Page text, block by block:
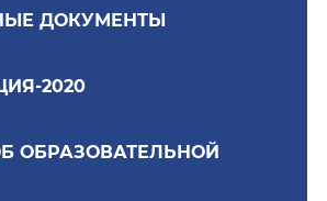
ДОКУМЕНТЫ
2020
ОБРАЗОВАТЕЛЬНОЙ